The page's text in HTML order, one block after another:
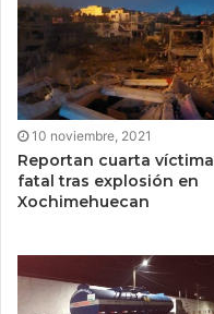
10 noviembre, 2021
Reportan cuarta víctima
fatal tras explosión en
Xochimehuecan